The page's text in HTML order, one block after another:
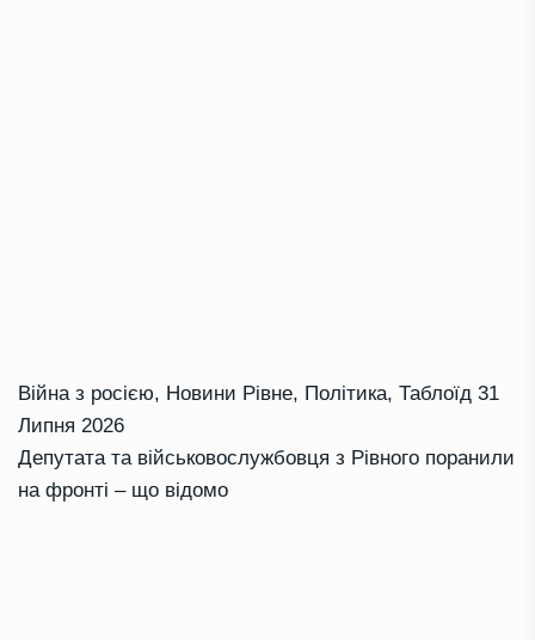
Війна з росією, Новини Рівне, Політика, Таблоїд 31
Липня 2026
Депутата та військовослужбовця з Рівного поранили
на фронті – що відомо